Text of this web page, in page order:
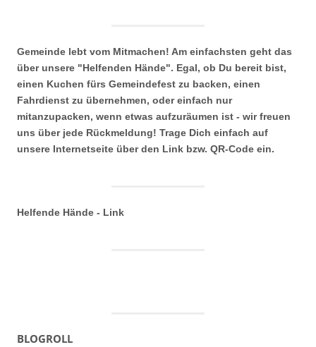
Gemeinde lebt vom Mitmachen! Am einfachsten geht das
über unsere "Helfenden Hände". Egal, ob Du bereit bist,
einen Kuchen fürs Gemeindefest zu backen, einen
Fahrdienst zu übernehmen, oder einfach nur
mitanzupacken, wenn etwas aufzuräumen ist - wir freuen
uns über jede Rückmeldung! Trage Dich einfach auf
unsere Internetseite über den Link bzw. QR-Code ein.
Helfende Hände - Link
BLOGROLL